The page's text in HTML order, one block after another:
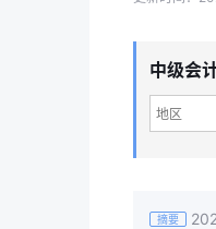
中级会
地区
摘要